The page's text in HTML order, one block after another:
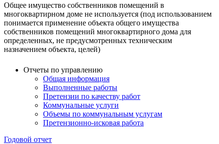
Общее имущество собственников помещений в
многоквартирном доме не используется (под использованием
понимается применение объекта общего имущества
собственников помещений многоквартирного дома для
определенных, не предусмотренных техническим
назначением объекта, целей)
Отчеты по управлению
Общая информация
Выполненные работы
Претензии по качеству работ
Коммунальные услуги
Объемы по коммунальным услугам
Претензионно-исковая работа
Годовой отчет